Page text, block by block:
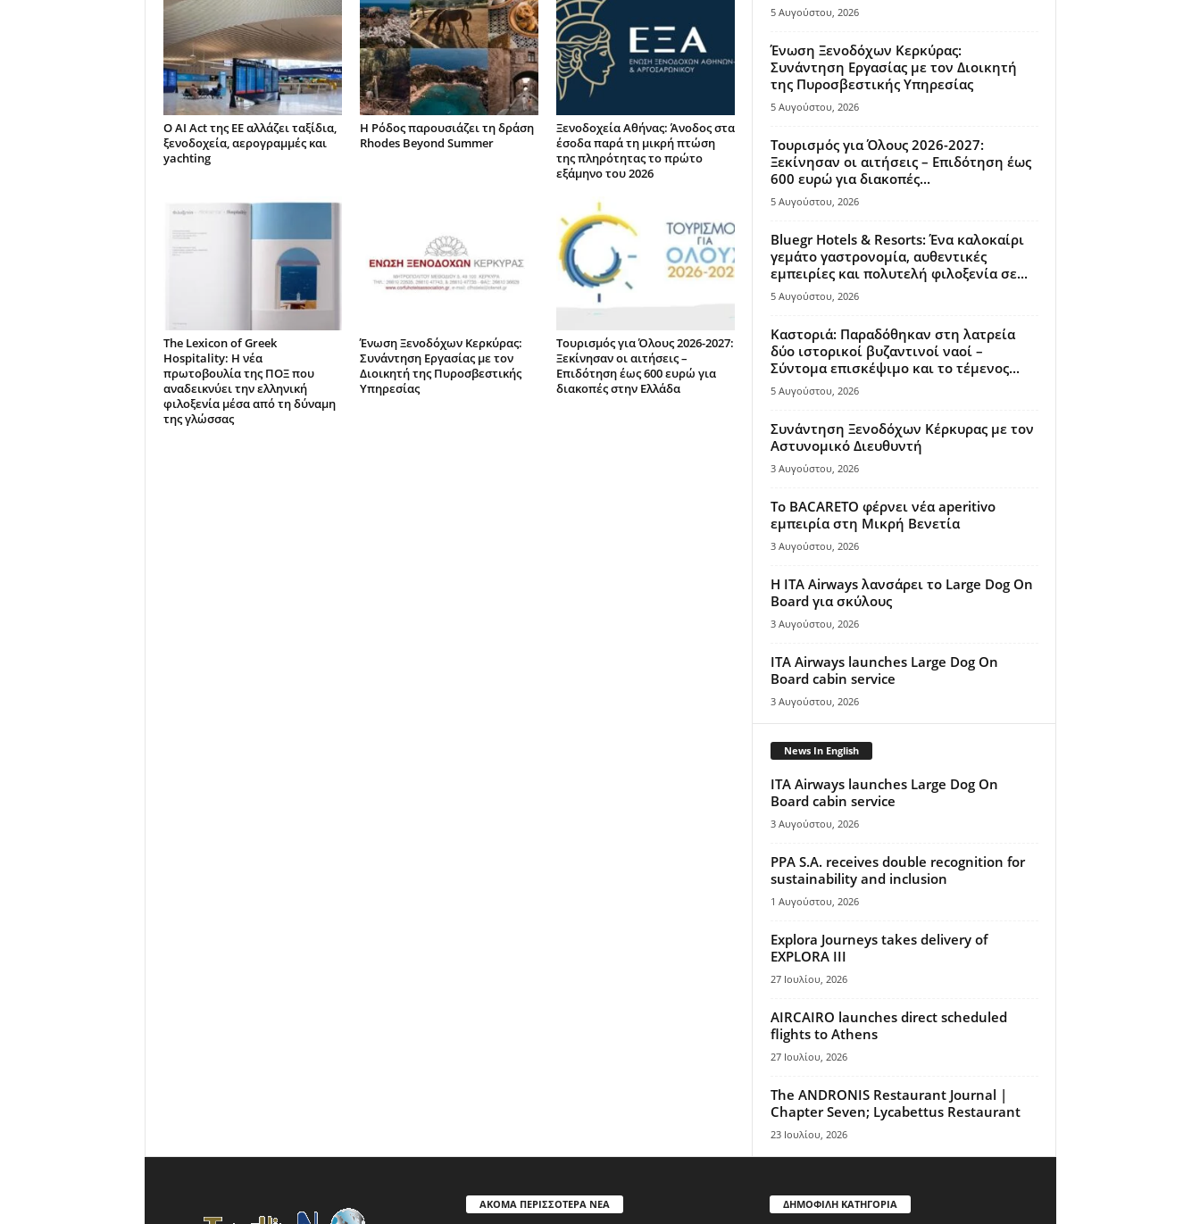
Ο AI Act της ΕΕ αλλάζει ταξίδια,
ξενοδοχεία, αερογραμμές και
yachting
Η Ρόδος παρουσιάζει τη δράση
Rhodes Beyond Summer
Ξενοδοχεία Αθήνας: Άνοδος στα
έσοδα παρά τη μικρή πτώση
της πληρότητας το πρώτο
εξάμηνο του 2026
The Lexicon of Greek
Hospitality: Η νέα
πρωτοβουλία της ΠΟΞ που
αναδεικνύει την ελληνική
φιλοξενία μέσα από τη δύναμη
της γλώσσας
Ένωση Ξενοδόχων Κερκύρας:
Συνάντηση Εργασίας με τον
Διοικητή της Πυροσβεστικής
Υπηρεσίας
Τουρισμός για Όλους 2026-2027:
Ξεκίνησαν οι αιτήσεις –
Επιδότηση έως 600 ευρώ για
διακοπές στην Ελλάδα
5 Αυγούστου, 2026
Ένωση Ξενοδόχων Κερκύρας:
Συνάντηση Εργασίας με τον Διοικητή
της Πυροσβεστικής Υπηρεσίας
5 Αυγούστου, 2026
Τουρισμός για Όλους 2026-2027:
Ξεκίνησαν οι αιτήσεις – Επιδότηση έως
600 ευρώ για διακοπές...
5 Αυγούστου, 2026
Bluegr Hotels & Resorts: Ένα καλοκαίρι
γεμάτο γαστρονομία, αυθεντικές
εμπειρίες και πολυτελή φιλοξενία σε...
5 Αυγούστου, 2026
Καστοριά: Παραδόθηκαν στη λατρεία
δύο ιστορικοί βυζαντινοί ναοί –
Σύντομα επισκέψιμο και το τέμενος...
5 Αυγούστου, 2026
Συνάντηση Ξενοδόχων Κέρκυρας με τον
Αστυνομικό Διευθυντή
3 Αυγούστου, 2026
Το BACARETO φέρνει νέα aperitivo
εμπειρία στη Μικρή Βενετία
3 Αυγούστου, 2026
Η ITA Airways λανσάρει το Large Dog On
Board για σκύλους
3 Αυγούστου, 2026
ITA Airways launches Large Dog On
Board cabin service
3 Αυγούστου, 2026
News In English
ITA Airways launches Large Dog On
Board cabin service
3 Αυγούστου, 2026
PPA S.A. receives double recognition for
sustainability and inclusion
1 Αυγούστου, 2026
Explora Journeys takes delivery of
EXPLORA III
27 Ιουλίου, 2026
AIRCAIRO launches direct scheduled
flights to Athens
27 Ιουλίου, 2026
The ANDRONIS Restaurant Journal |
Chapter Seven; Lycabettus Restaurant
23 Ιουλίου, 2026
ΑΚΟΜΑ ΠΕΡΙΣΣΟΤΕΡΑ ΝΕΑ ΔΗΜΟΦΙΛΗ ΚΑΤΗΓΟΡΙΑ